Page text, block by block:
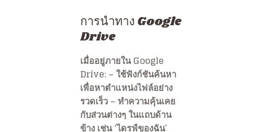
การนำทาง Google
Drive
เมื่ออยู่ภายใน Google
Drive: – ใช้ฟังก์ชันค้นหา
เพื่อหาตำแหน่งไฟล์อย่าง
รวดเร็ว – ทำความคุ้นเคย
กับส่วนต่างๆ ในแถบด้าน
ข้าง เช่น ‘ไดรฟ์ของฉัน’